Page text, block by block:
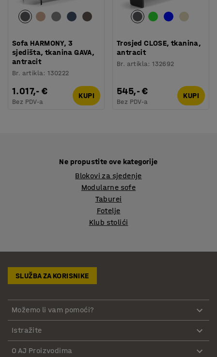
Sofa HARMONY, 3
sjedišta, tkanina GAVA,
antracit
Br. artikla:130222
1.017,- €
Bez PDV-a
KUPI
Trosjed CLOSE, tkanina,
antracit
Br. artikla:132692
545,- €
Bez PDV-a
KUPI
Ne propustite ove kategorije
Blokovi za sjedenje
Modularne sofe
Taburei
Fotelje
Klub stolići
SLUŽBA ZA KORISNIKE
Možemo li vam pomoći?
Istražite
O AJ Proizvodima